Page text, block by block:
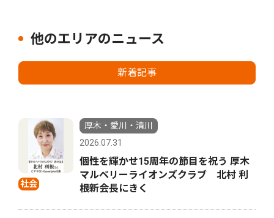
他のエリアのニュース
新着記事
社会
厚木・愛川・清川
2026.07.31
個性を輝かせ15周年の節目を祝う 厚木
マルベリーライオンズクラブ 北村 利
根新会長にきく